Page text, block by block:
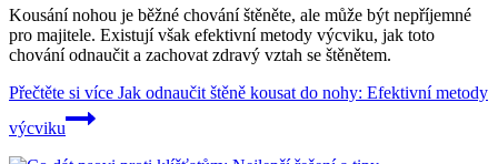
Kousání nohou je běžné chování štěněte, ale může být nepříjemné
pro majitele. Existují však efektivní metody výcviku, jak toto
chování odnaučit a zachovat zdravý vztah se štěnětem.
Přečtěte si více Jak odnaučit štěně kousat do nohy: Efektivní metody
výcviku